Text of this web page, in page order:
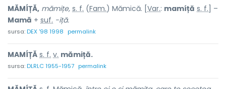
MĂMÍȚĂ, mămițe, s. f. (Fam.) Mămică. [ Var.: mamíță s. f. ] –
Mamă + suf. -iță.
sursa:DEX '98 1998 permalink
MAMÍȚĂ s. f. v. mămiță.
sursa:DLRLC 1955-1957 permalink